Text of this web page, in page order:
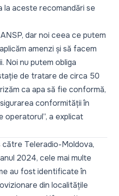
la aceste recomandări se
dar noi ceea ce putem
amenzi și să facem
Noi nu putem obliga
de tratare de circa 50
ca apa să fie conformă,
conformității în
operatorul”, a explicat
Teleradio-Moldova,
2024, cele mai multe
au fost identificate în
din localitățile